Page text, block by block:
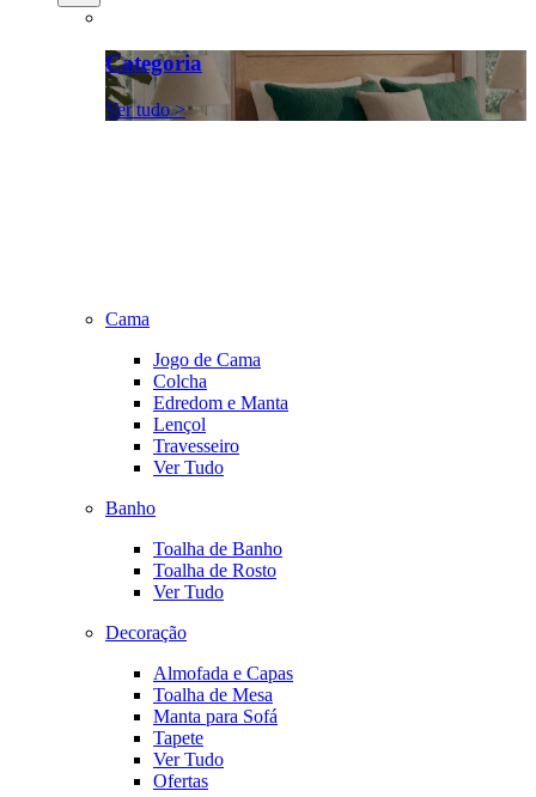
Categoria
Ver tudo >
Cama
Jogo de Cama
Colcha
Edredom e Manta
Lençol
Travesseiro
Ver Tudo
Banho
Toalha de Banho
Toalha de Rosto
Ver Tudo
Decoração
Almofada e Capas
Toalha de Mesa
Manta para Sofá
Tapete
Ver Tudo
Ofertas